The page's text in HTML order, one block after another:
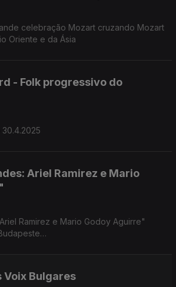
celebração Mozart cruzando Mozart
Oriente e da Ásia
- Folk progressivo do
Ariel Ramirez e Mario
Ramirez e Mario Godoy Aguirre"
Voix Bulgares